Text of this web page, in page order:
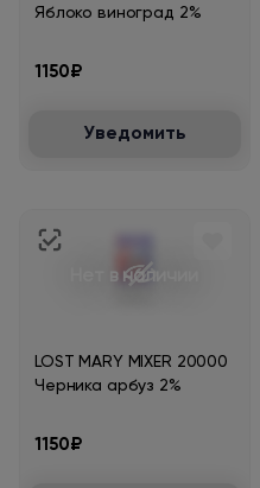
Яблоко виноград 2%
1150₽
Уведомить
Нет в наличии
LOST MARY MIXER 20000
Черника арбуз 2%
1150₽